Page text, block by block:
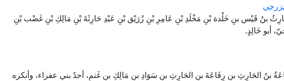
بنُ قَيْس بنِ خَلْدة بْنِ مَخْلَدِ بْنِ عَامِرِ بْنِ زُرَيْق بْنِ عَبْدِ حَارِثَةَ بْنِ مَالِكِ بْنِ غَضْب بْنِ
أبو خَالِدٍ.
بنُ الحَارِثِ بنِ رِفَاعَةَ بنِ الحَارِثِ بنِ سَوَادِ بنِ مَالِكِ بنِ غَنمٍ، أحدُ بني عفراء، وأنكره